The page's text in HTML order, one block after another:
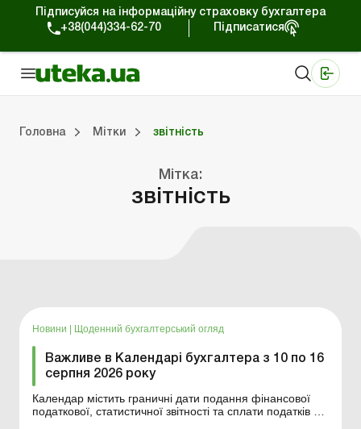
Підписуйся на інформаційну страховку бухгалтера
+38(044)334-62-70
Підписатися
Головна Мітки звітність
Мітка:
звітність
Новини Щоденний бухгалтерський огляд
Важливе в Календарі бухгалтера з 10 по 16
серпня 2026 року
Календар містить граничні дати подання фінансової
податкової, статистичної звітності та сплати податків з